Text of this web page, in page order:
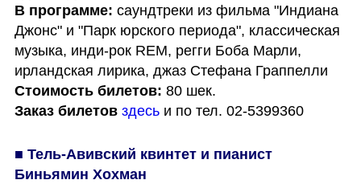
В программе: саундтреки из фильма "Индиана
Джонс" и "Парк юрского периода", классическая
музыка, инди-рок REM, регги Боба Марли,
Стоимость билетов:
Заказ билетов здесь и по тел. 02-5399360
■ Тель-Авивский квинтет и пианист
Биньямин Хохман